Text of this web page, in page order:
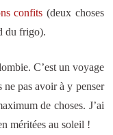
confits (deux choses
du frigo).
C’est un voyage
pas avoir à y penser
de choses. J’ai
méritées au soleil !